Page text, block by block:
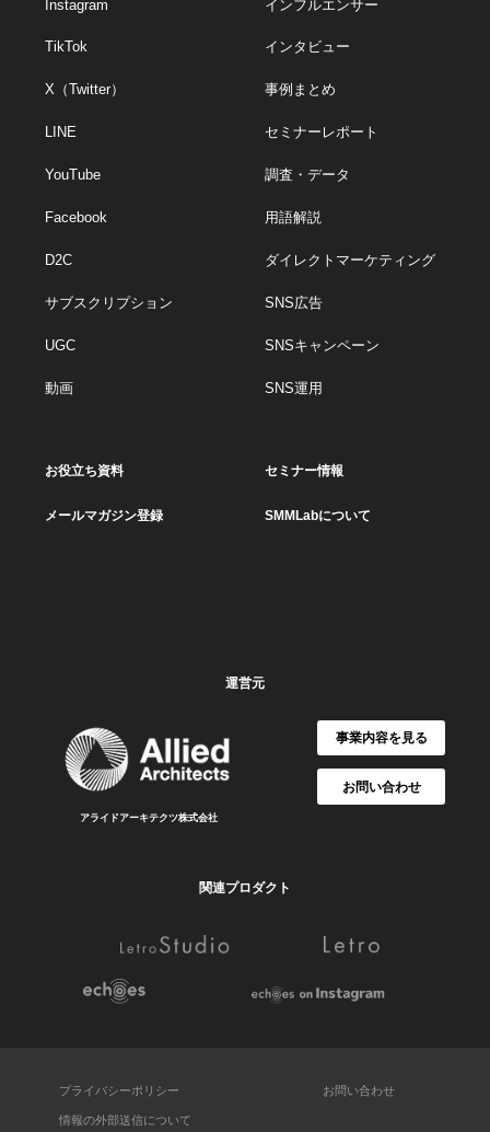
Instagram
TikTok
X（Twitter）
LINE
YouTube
Facebook
D2C
サブスクリプション
UGC
動画
インフルエンサー
インタビュー
事例まとめ
セミナーレポート
調査・データ
用語解説
ダイレクトマーケティング
SNS広告
SNSキャンペーン
SNS運用
お役立ち資料 セミナー情報
メールマガジン登録 SMMLabについて
運営元
アライドアーキテクツ株式会社
事業内容を見る
お問い合わせ
関連プロダクト
プライバシーポリシー お問い合わせ
情報の外部送信について